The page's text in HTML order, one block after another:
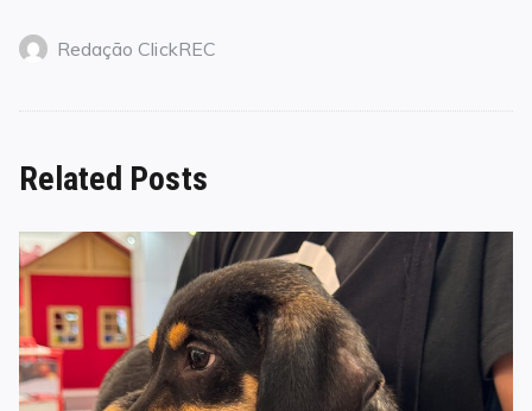
Redação ClickREC
Related Posts